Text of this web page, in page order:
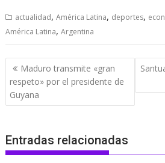
actualidad,América Latina, deportes,
América Latina,Argentina
Navegación
de
entradas
Maduro transmite «gran
respeto» por el presidente de
Guyana
Entradas relacionadas